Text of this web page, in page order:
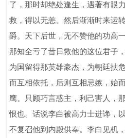
了，那时却绝处逢生，遇著有眼
救，得以无恙。然后渐渐时来运
爵。天下后世，无不赞他的功高
那知全亏了昔日救他的这位君子
为国留得那英雄豪杰，为朝廷扶
而互相依托，后则互相忌嫉，始
鹰。只顾巧言惑主，利己害人，
恨也。话说李白被高力士进谗，
不复召他到内殿供奉。李白见机